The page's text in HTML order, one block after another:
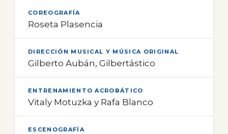
COREOGRAFÍA
Roseta Plasencia
DIRECCIÓN MUSICAL Y MÚSICA ORIGINAL
Gilberto Aubán, Gilbertástico
ENTRENAMIENTO ACROBÁTICO
Vitaly Motuzka y Rafa Blanco
ESCENOGRAFÍA